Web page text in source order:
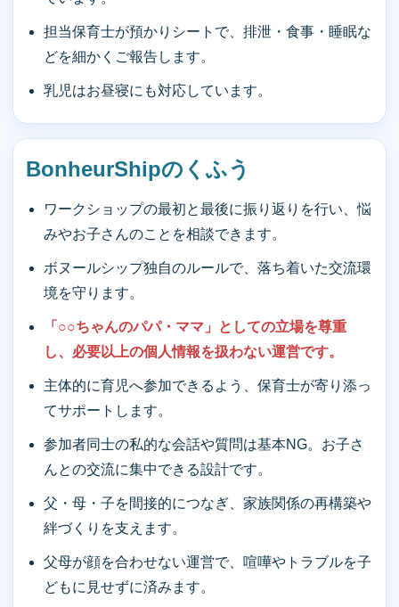
担当保育士が預かりシートで、排泄・食事・睡眠な
どを細かくご報告します。
乳児はお昼寝にも対応しています。
BonheurShipのくふう
ワークショップの最初と最後に振り返りを行い、悩
みやお子さんのことを相談できます。
ボヌールシップ独自のルールで、落ち着いた交流環
境を守ります。
「○○ちゃんのパパ・ママ」としての立場を尊重
し、必要以上の個人情報を扱わない運営です。
主体的に育児へ参加できるよう、保育士が寄り添っ
てサポートします。
参加者同士の私的な会話や質問は基本NG。お子さ
んとの交流に集中できる設計です。
父・母・子を間接的につなぎ、家族関係の再構築や
絆づくりを支えます。
父母が顔を合わせない運営で、喧嘩やトラブルを子
どもに見せずに済みます。